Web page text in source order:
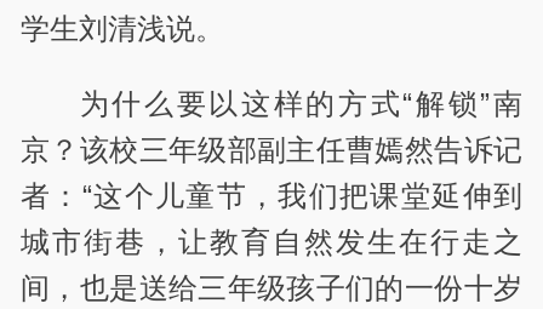
学生刘清浅说。
为什么要以这样的方式“解锁”南
京？该校三年级部副主任曹嫣然告诉记
者：“这个儿童节，我们把课堂延伸到
城市街巷，让教育自然发生在行走之
间，也是送给三年级孩子们的一份十岁